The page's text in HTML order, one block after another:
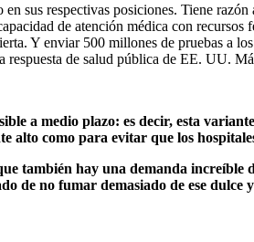
sus respectivas posiciones. Tiene
de atención médica con
Y enviar 500 millones de pruebas a
de salud pública de EE. UU.
a medio plazo: es decir, esta
alto como para evitar que los
también hay una demanda increíble
de no fumar demasiado de ese